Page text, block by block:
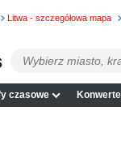
Litwa - szczegółowa mapa
czasowe